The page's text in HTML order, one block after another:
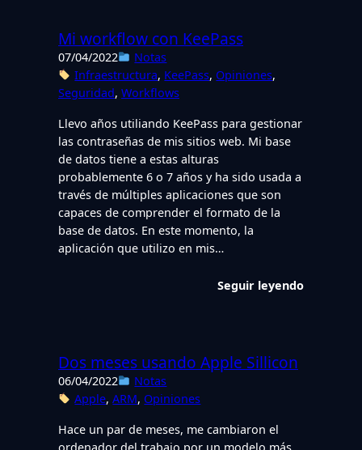
Mi workflow con KeePass
07/04/2022
Notas
Infraestructura, KeePass, Opiniones
Seguridad, Workflows
Llevo años utiliando KeePass para gestionar
las contraseñas de mis sitios web. Mi base
de datos tiene a estas alturas
probablemente 6 o 7 años y ha sido usada a
través de múltiples aplicaciones que son
capaces de comprender el formato de la
base de datos. En este momento, la
aplicación que utilizo en mis…
Seguir leyendo
Dos meses usando Apple Sillicon
06/04/2022
Notas
Apple, ARM, Opiniones
Hace un par de meses, me cambiaron el
ordenador del trabajo por un modelo más